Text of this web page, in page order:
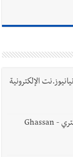
الإلكترونية
الصحافي السفير غسان محمود الزعتري - Ghassan